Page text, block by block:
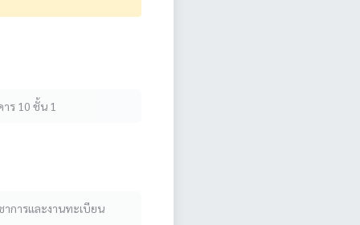
ร 10 ชั้น 1
การและงานทะเบียน